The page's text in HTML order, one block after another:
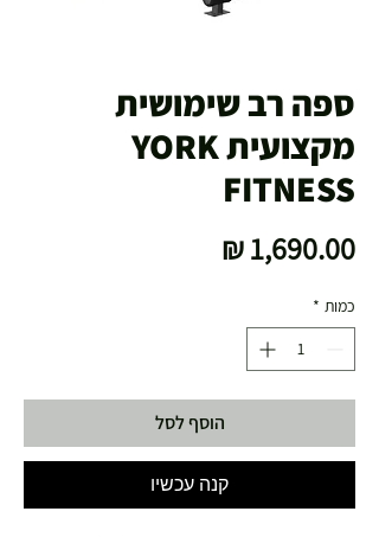
ספה רב שימושית
מקצועית YORK
FITNESS
כמות *
הוסף לסל
קנה עכשיו